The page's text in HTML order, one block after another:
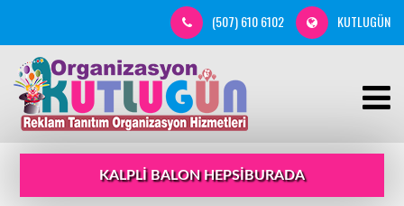
(507) 610 6102 KUTLUGÜN
KALPLI BALON HEPSIBURADA